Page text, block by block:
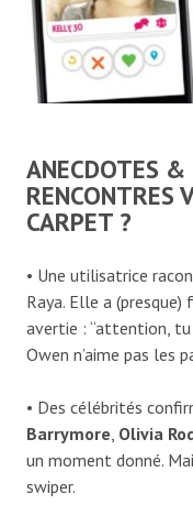
ANECDOTES
RENCONTRES
CARPET ?
• Une utilisatrice
Raya. Elle a (presque)
avertie : “attention, tu
Owen n’aime pas les
• Des célébrités
Barrymore Olivia
un moment donné.
swiper.